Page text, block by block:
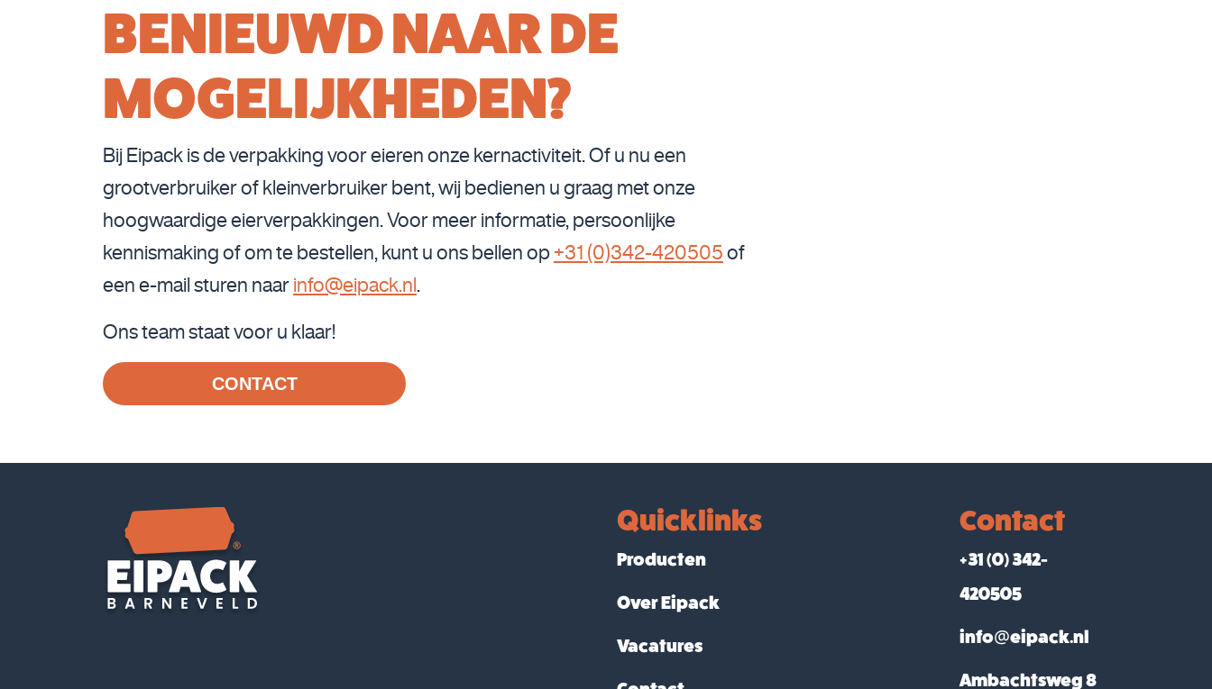
BENIEUWD NAAR DE
MOGELIJKHEDEN?
Bij Eipack is de verpakking voor eieren onze kernactiviteit. Of u nu een
grootverbruiker of kleinverbruiker bent, wij bedienen u graag met onze
hoogwaardige eierverpakkingen. Voor meer informatie, persoonlijke
kennismaking of om te bestellen, kunt u ons bellen op+31 (0)342-420505 of
een e-mail sturen naar info@eipack.nl
Ons team staat voor u klaar!
CONTACT
Quicklinks
Producten
Over Eipack
Vacatures
Contact
+31 (0) 342-
420505
info@eipack.nl
Ambachtsweg 8